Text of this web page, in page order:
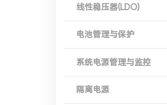
线性稳压器(LDO)
电池管理与保护
系统电源管理与监控
隔离电源